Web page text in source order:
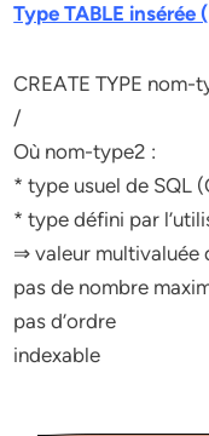
Type TABLE insérée
CREATE TYPE nom-
/
Où nom-type2 :
* type usuel de SQL
* type défini par
⇒ valeur multivaluée
pas de nombre
pas d’ordre
indexable